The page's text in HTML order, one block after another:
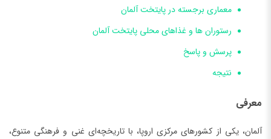
معماری برجسته در پایتخت آلمان
رستوران ها و غذاهای محلی پایتخت آلمان
پرسش و پاسخ
نتیجه
معرفی
آلمان، یکی از کشورهای مرکزی اروپا، با تاریخچه‌ای غنی و فرهنگی متنوع،